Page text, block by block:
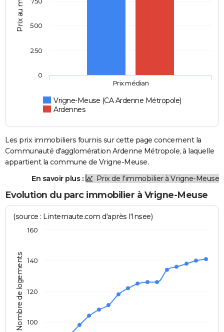
Prix au m2
Vrigne-Meuse (CA Ardenne Métropole)
Ardennes
Prix médian
0
250
500
Les prix immobiliers fournis sur cette page concernent la
Communauté d'agglomération Ardenne Métropole, à laquelle
appartient la commune de Vrigne-Meuse.
En savoir plus :
Prix de l'immobilier à Vrigne-Meuse
Evolution du parc immobilier à Vrigne-Meuse
Nombre de logements
(source : Linternaute.com d'après l'Insee)
100
120
140
160